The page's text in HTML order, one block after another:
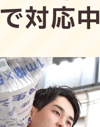
で対応中